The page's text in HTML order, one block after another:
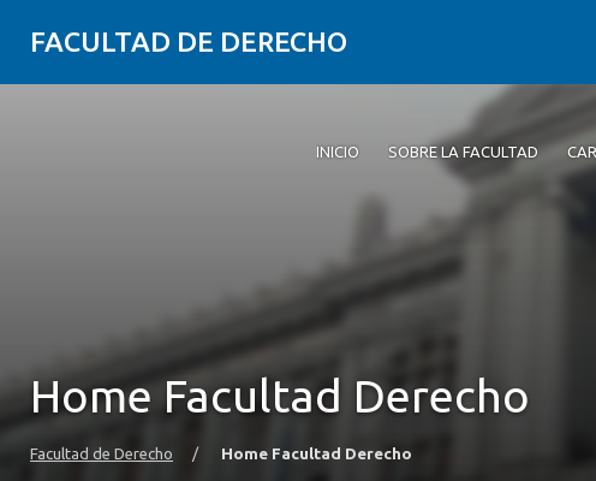
FACULTAD DE DERECHO
INICIO SOBRE LA FACULTAD
Home Facultad Derecho
Facultad de Derecho / Home Facultad Derecho